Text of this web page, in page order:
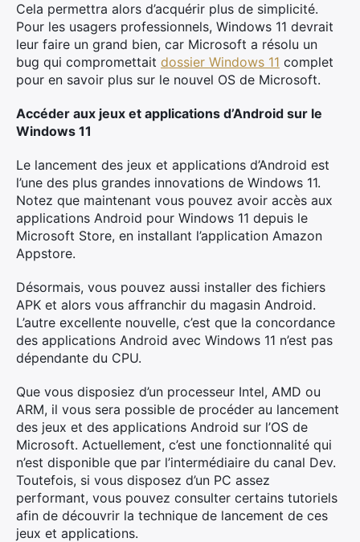
Cela permettra alors d’acquérir plus de simplicité.
Pour les usagers professionnels, Windows 11 devrait
leur faire un grand bien, car Microsoft a résolu un
bug qui compromettait dossier Windows 11 complet
pour en savoir plus sur le nouvel OS de Microsoft.
Accéder aux jeux et applications d’Android sur le
Windows 11
Le lancement des jeux et applications d’Android est
l’une des plus grandes innovations de Windows 11.
Notez que maintenant vous pouvez avoir accès aux
applications Android pour Windows 11 depuis le
Microsoft Store, en installant l’application Amazon
Appstore.
Désormais, vous pouvez aussi installer des fichiers
APK et alors vous affranchir du magasin Android.
L’autre excellente nouvelle, c’est que la concordance
des applications Android avec Windows 11 n’est pas
dépendante du CPU.
Que vous disposiez d’un processeur Intel, AMD ou
ARM, il vous sera possible de procéder au lancement
des jeux et des applications Android sur l’OS de
Microsoft. Actuellement, c’est une fonctionnalité qui
n’est disponible que par l’intermédiaire du canal Dev.
Toutefois, si vous disposez d’un PC assez
performant, vous pouvez consulter certains tutoriels
afin de découvrir la technique de lancement de ces
jeux et applications.